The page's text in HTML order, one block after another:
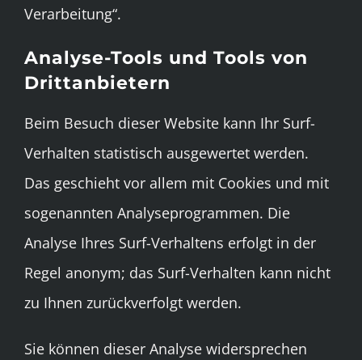
Verarbeitung“.
Analyse-Tools und Tools von
Drittanbietern
Beim Besuch dieser Website kann Ihr Surf-
Verhalten statistisch ausgewertet werden.
Das geschieht vor allem mit Cookies und mit
sogenannten Analyseprogrammen. Die
Analyse Ihres Surf-Verhaltens erfolgt in der
Regel anonym; das Surf-Verhalten kann nicht
zu Ihnen zurückverfolgt werden.
Sie können dieser Analyse widersprechen